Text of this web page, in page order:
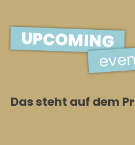
UPCOMING
Das steht auf dem